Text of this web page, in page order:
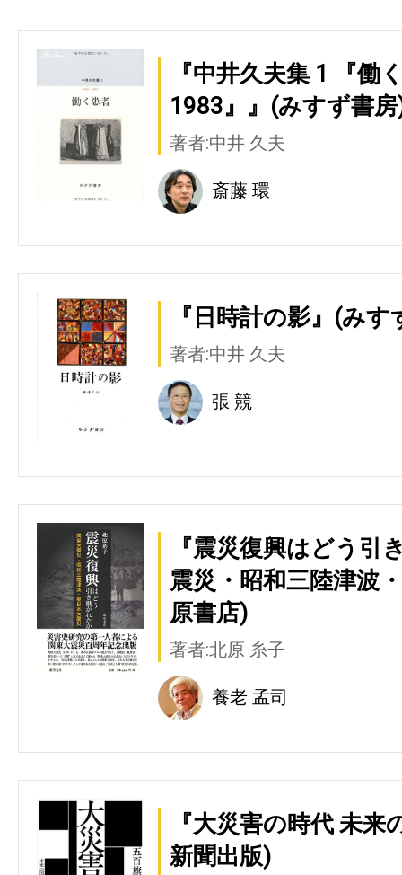
『中井久夫集 1 『
1983』』(みすず書
著者:中井 久夫
斎藤 環
『日時計の影』(みす
著者:中井 久夫
張 競
『震災復興はどう引
震災・昭和三陸津波
原書店)
著者:北原 糸子
養老 孟司
『大災害の時代 未
新聞出版)